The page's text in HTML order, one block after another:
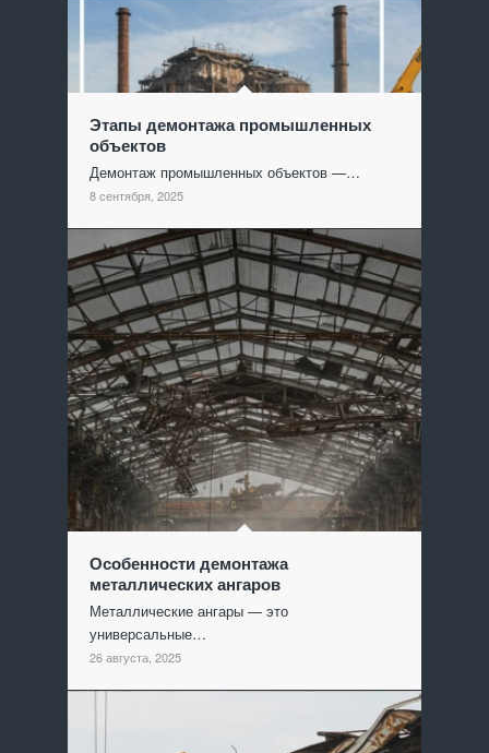
Этапы демонтажа промышленных
объектов
Демонтаж промышленных объектов —…
8 сентября, 2025
Особенности демонтажа
металлических ангаров
Металлические ангары — это
универсальные…
26 августа, 2025